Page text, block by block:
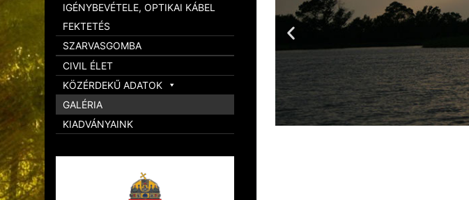
IGÉNYBEVÉTELE, OPTIKAI KÁBEL
FEKTETÉS
SZARVASGOMBA
CIVIL ÉLET
KÖZÉRDEKŰ ADATOK
GALÉRIA
KIADVÁNYAINK